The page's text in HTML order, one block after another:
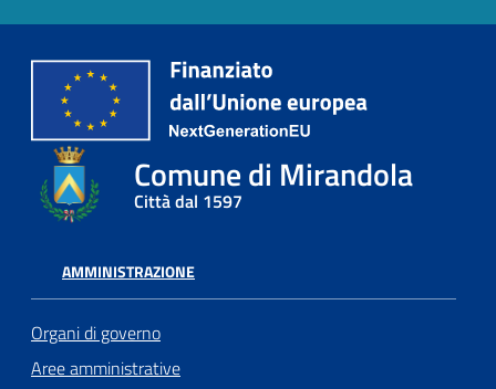
Comune di Mirandola
Città dal 1597
AMMINISTRAZIONE
Organi di governo
Aree amministrative